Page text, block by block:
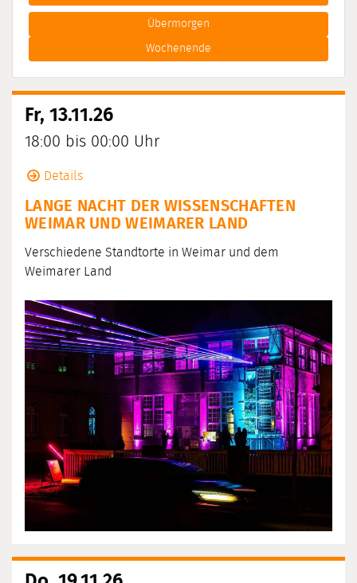
Übermorgen
Wochenende
Fr, 13.11.26
18:00 bis 00:00 Uhr
Details
LANGE NACHT DER WISSENSCHAFTEN
WEIMAR UND WEIMARER LAND
Verschiedene Standtorte in Weimar und dem
Weimarer Land